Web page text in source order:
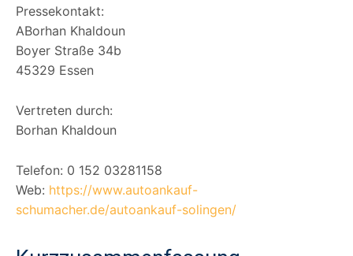
Pressekontakt:
ABorhan Khaldoun
Boyer Straße 34b
45329 Essen
Vertreten durch:
Borhan Khaldoun
Telefon: 0 152 03281158
Web: https://www.autoankauf-
schumacher.de/autoankauf-solingen/